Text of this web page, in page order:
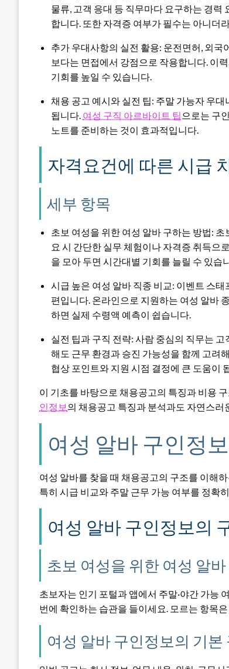
물류, 고객 응대 등 직무마다 요구하는 경력
합니다. 또한 자격증 여부가 필수는 아니더
추가 우대사항의 실전 활용: 운전면허, 외국
보다는 면접에서 강점으로 작용합니다. 이
기회를 높일 수 있습니다.
채용 공고 예시와 실전 팁: 주말 가능자 우
됩니다. 여성 구직 아르바이트 팁 으로는 구
노트를 준비하는 것이 효과적입니다.
자격요건에 따른 시급
세부 항목
초보 여성을 위한 여성 알바 구하는 방법:
요 시 간단한 실무 체험이나 자격증 취득으
을 모아 두면 시간대별 기회를 늘릴 수 있습
시급 높은 여성 알바 직종 비교: 이벤트 스
편입니다. 온라인으로 지원하는 여성 알바
하면 실제 수령액 예측이 쉽습니다.
실전 팁과 구직 전략: 사람 중심의 직무는
해도 근무 환경과 승진 가능성을 함께 고려
협상 포인트와 지원 시점 결정에 큰 도움이
이 기초를 바탕으로 채용공고의 특징과 비용
인정보 의 채용공고 특징과 분석과도 자연스러
여성 알바 구인정
여성 알바를 찾을 때 채용공고의 구조를 이해
특히 시급 비교와 주말 근무 가능 여부를 정확
여성 알바 구인정보의
초보 여성을 위한 여성 알
초보자는 인기 포털과 앱에서 주말·야간 가능
번에 확인하는 습관을 들이세요. 모르는 항목
여성 알바 구인정보의 기본